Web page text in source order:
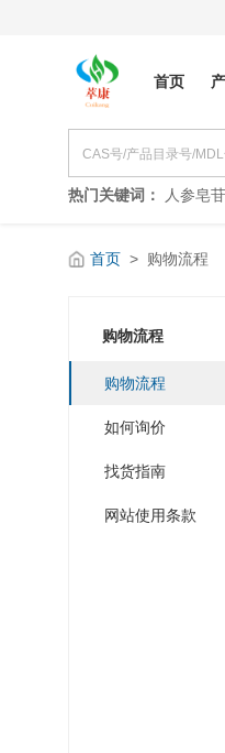
首页
热门关键词： 人参皂
首页 > 购物流程
购物流程
购物流程
如何询价
找货指南
网站使用条款